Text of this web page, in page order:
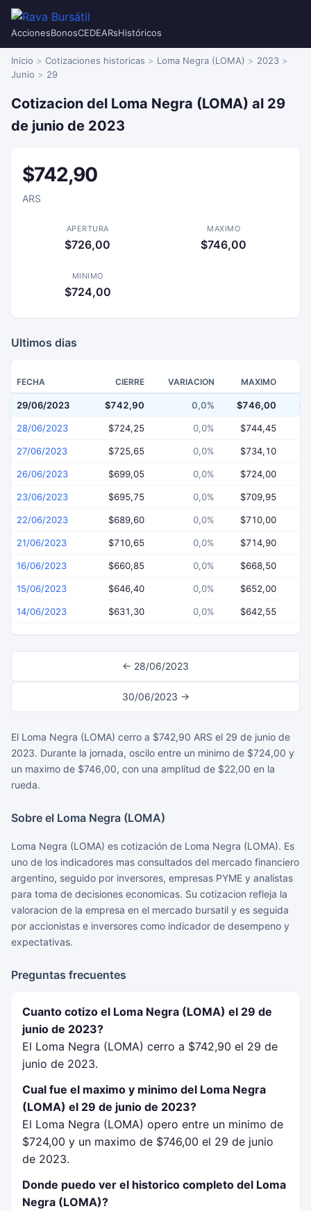
AccionesBonosCEDEARsHistóricos
Inicio Cotizaciones historicas Loma Negra (LOMA)
2023
Junio
29
Cotizacion del Loma Negra (LOMA) al 29
de junio de 2023
$742,90
ARS
APERTURA
$726,00
MAXIMO
$746,00
MINIMO
$724,00
Ultimos dias
FECHA CIERRE VARIACION MAXIMO
29/06/2023 $742,90 0,0% $746,00
28/06/2023 $724,25 0,0% $744,45
27/06/2023 $725,65 0,0% $734,10
26/06/2023 $699,05 0,0% $724,00
23/06/2023 $695,75 0,0% $709,95
22/06/2023 $689,60 0,0% $710,00
21/06/2023 $710,65 0,0% $714,90
16/06/2023 $660,85 0,0% $668,50
15/06/2023 $646,40 0,0% $652,00
14/06/2023 $631,30 0,0% $642,55
← 28/06/2023
30/06/2023 →
El Loma Negra (LOMA) cerro a $742,90 ARS el 29 de junio de
2023. Durante la jornada, oscilo entre un minimo de $724,00 y
un maximo de $746,00, con una amplitud de $22,00 en la
rueda.
Sobre el Loma Negra (LOMA)
Loma Negra (LOMA) es cotización de Loma Negra (LOMA). Es
uno de los indicadores mas consultados del mercado financiero
argentino, seguido por inversores, empresas PYME y analistas
para toma de decisiones economicas. Su cotizacion refleja la
valoracion de la empresa en el mercado bursatil y es seguida
por accionistas e inversores como indicador de desempeno y
expectativas.
Preguntas frecuentes
Cuanto cotizo el Loma Negra (LOMA) el 29 de
junio de 2023?
El Loma Negra (LOMA) cerro a $742,90 el 29 de
junio de 2023.
Cual fue el maximo y minimo del Loma Negra
(LOMA) el 29 de junio de 2023?
El Loma Negra (LOMA) opero entre un minimo de
$724,00 y un maximo de $746,00 el 29 de junio
de 2023.
Donde puedo ver el historico completo del Loma
Negra (LOMA)?